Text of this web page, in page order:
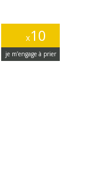
x10
je m’engage à prier